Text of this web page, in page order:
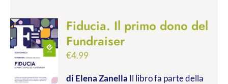
Fiducia. Il primo dono del
Fundraiser
€4.99
di Elena Zanella Il libro fa parte della